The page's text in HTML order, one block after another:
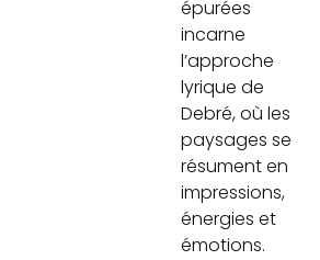
épurées
incarne
l’approche
lyrique de
Debré, où les
paysages se
résument en
impressions,
énergies et
émotions.